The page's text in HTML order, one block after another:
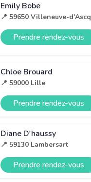
Emily Bobe
📍 59650 Villeneuve-d'Ascq
Prendre rendez-vous
Chloe Brouard
📍 59000 Lille
Prendre rendez-vous
Diane D'haussy
📍 59130 Lambersart
Prendre rendez-vous